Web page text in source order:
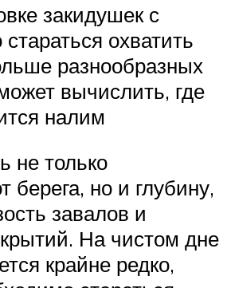
закидушек с
охватить
разнообразных
вычислить, где
налим
не только
берега, но и глубину,
завалов и
На чистом дне
крайне редко,